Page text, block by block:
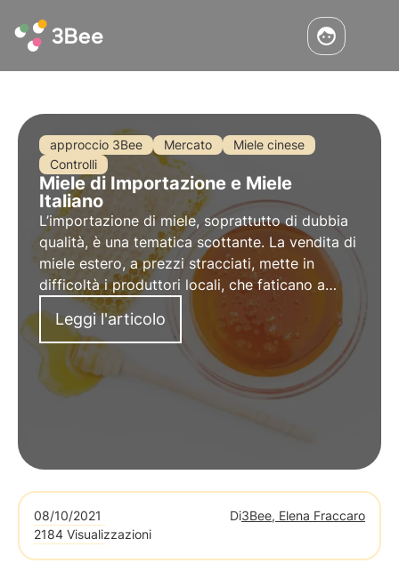
approccio 3Bee Mercato
Miele cinese
Controlli
Miele di Importazione e Miele
Italiano
L’importazione di miele, soprattutto di dubbia
qualità, è una tematica scottante. La vendita di
miele estero, a prezzi stracciati, mette in
difficoltà iproduttori locali, che faticano a
concorrere contro i prezzi della grande
distribuzione. Ma qual è la situazione attuale
del mercato?
Leggi l'articolo
08/10/2021 Di3Bee, Elena Fraccaro
2184 Visualizzazioni